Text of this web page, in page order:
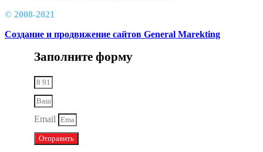
© 2008-2021
Создание и продвижение сайтов General Marekting
Заполните форму
Email
Отправить